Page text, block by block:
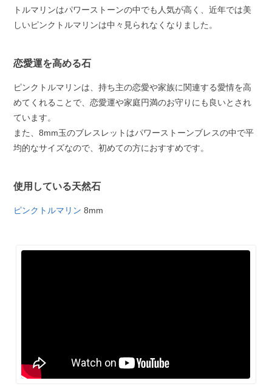
トルマリンはパワーストーンの中でも人気が高く、近年では美
しいピンクトルマリンは中々見られなくなりました。
恋愛運を高める石
ピンクトルマリンは、持ち主の恋愛や家族に関連する愛情を高
めてくれることで、恋愛運や家庭円満のお守りにも良いとされ
ています。
また、8mm玉のブレスレットはパワーストーンブレスの中で平
均的なサイズなので、初めての方におすすめです。
使用している天然石
ピンクトルマリン 8mm